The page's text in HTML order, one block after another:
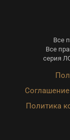
Все
Все
серия
Политика